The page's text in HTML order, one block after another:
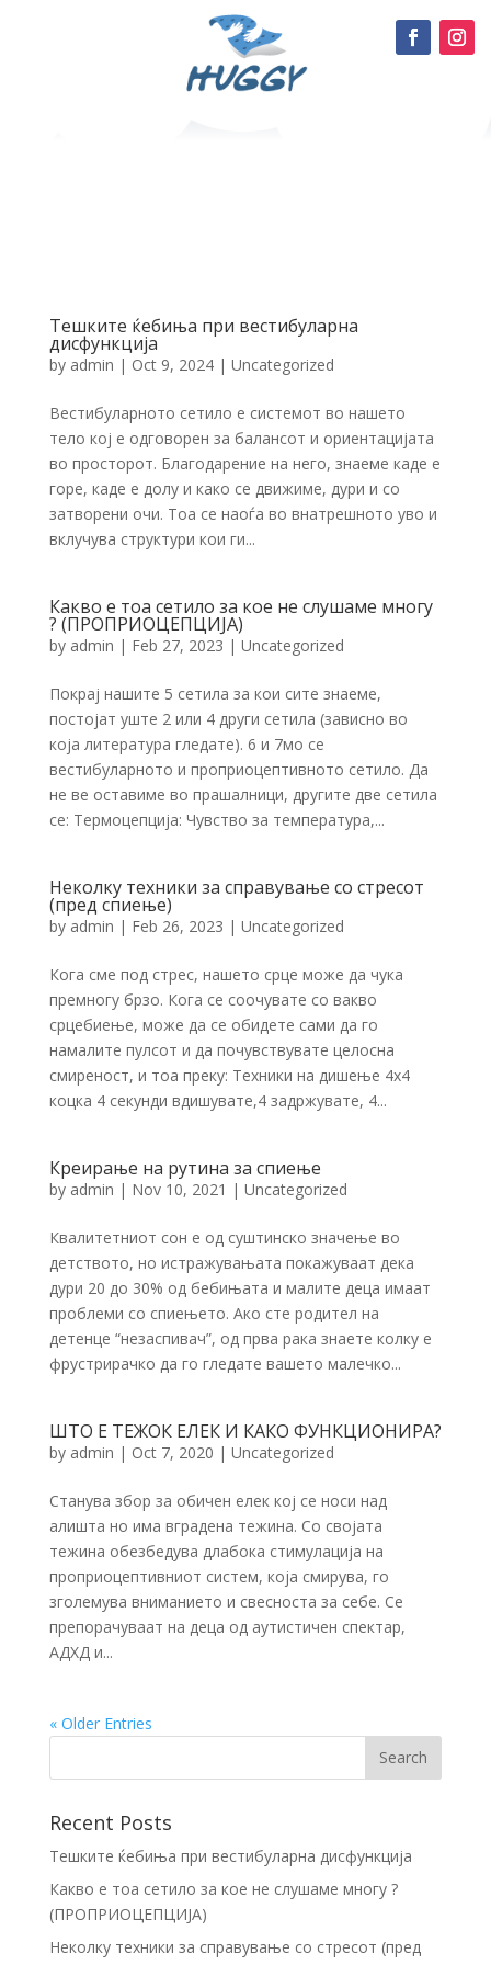
Тешките ќебиња при вестибуларна
дисфункција
by admin | Oct 9, 2024| Uncategorized
Вестибуларното сетило е системот во нашето
тело кој е одговорен за балансот и ориентацијата
во просторот. Благодарение на него, знаеме каде е
горе, каде е долу и како се движиме, дури и со
затворени очи. Тоа се наоѓа во внатрешното уво и
вклучува структури кои ги...
Какво е тоа сетило за кое не слушаме многу
? (ПРОПРИОЦЕПЦИЈА)
by admin | Feb 27, 2023 | Uncategorized
Покрај нашите 5 сетила за кои сите знаеме,
постојат уште 2 или 4 други сетила (зависно во
која литература гледате). 6 и 7мо се
вестибуларното и проприоцептивното сетило. Да
не ве оставиме во прашалници, другите две сетила
се: Термоцепција: Чувство за температура,...
Неколку техники за справување со стресот
(пред спиење)
by admin | Feb 26, 2023 | Uncategorized
Кога сме под стрес, нашето срце може да чука
премногу брзо. Кога се соочувате со вакво
срцебиење, може да се обидете сами да го
намалите пулсот и да почувствувате целосна
смиреност, и тоа преку: Техники на дишење 4х4
коцка 4 секунди вдишувате,4 задржувате, 4...
Креирање на рутина за спиење
by admin | Nov 10, 2021 | Uncategorized
Квалитетниот сон е од суштинско значење во
детството, но истражувањата покажуваат дека
дури 20 до 30% од бебињата и малите деца имаат
проблеми со спиењето. Ако сте родител на
детенце “незаспивач”, од прва рака знаете колку е
фрустрирачко да го гледате вашето малечко...
ШТО Е ТЕЖОК ЕЛЕК И КАКО ФУНКЦИОНИРА?
by admin | Oct 7, 2020 | Uncategorized
Станува збор за обичен елек кој се носи над
алишта но има вградена тежина. Со својата
тежина обезбедува длабока стимулација на
проприоцептивниот систем, која смирува, го
зголемува вниманието и свесноста за себе. Се
препорачуваат на деца од аутистичен спектар,
АДХД и...
« Older Entries
Recent Posts
Тешките ќебиња при вестибуларна дисфункција
Какво е тоа сетило за кое не слушаме многу ?
(ПРОПРИОЦЕПЦИЈА)
Неколку техники за справување со стресот (пред